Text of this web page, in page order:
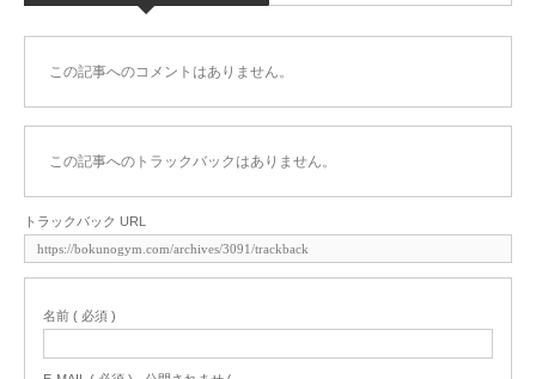
この記事へのコメントはありません。
この記事へのトラックバックはありません。
トラックバック URL
名前 ( 必須 )